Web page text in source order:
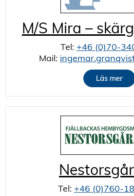
M/S Mira –
Tel: +46 (0)70-
Mail:
Läs mer
Tel: +46 (0)760-